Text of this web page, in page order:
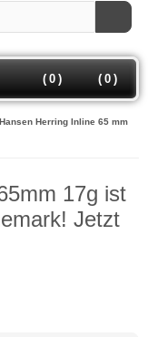
( 0 )
( 0 )
Hansen Herring Inline 65 mm
17g ist
Jetzt